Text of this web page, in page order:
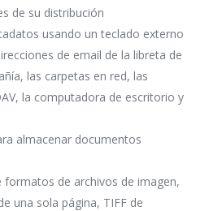
de su distribución
usando un teclado externo
de email de la libreta de
las carpetas en red, las
la computadora de escritorio y
almacenar documentos
formatos de archivos de imagen,
una sola página, TIFF de